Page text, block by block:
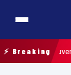
⚡ Breaking
retrouver les